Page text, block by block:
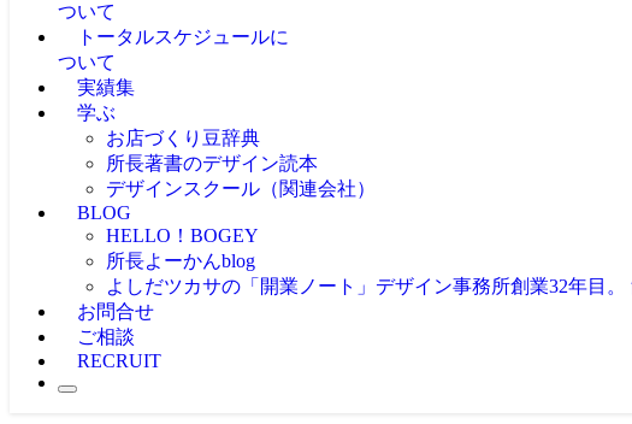
ついて
トータルスケジュールに
ついて
実績集
学ぶ
お店づくり豆辞典
所長著書のデザイン読本
デザインスクール（関連会社）
BLOG
HELLO！BOGEY
所長よーかんblog
よしだツカサの「開業ノート」 デザイン事務所創業32年目
お問合せ
ご相談
RECRUIT